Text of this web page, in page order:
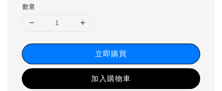
數量
立即購買
加入購物車